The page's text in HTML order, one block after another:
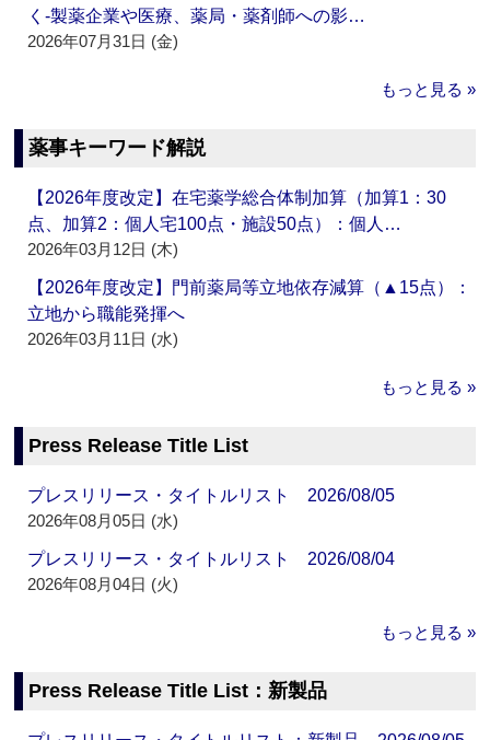
く‐製薬企業や医療、薬局・薬剤師への影…
2026年07月31日 (金)
もっと見る »
薬事キーワード解説
【2026年度改定】在宅薬学総合体制加算（加算1：30
点、加算2：個人宅100点・施設50点）：個人…
2026年03月12日 (木)
【2026年度改定】門前薬局等立地依存減算（▲15点）：
立地から職能発揮へ
2026年03月11日 (水)
もっと見る »
Press Release Title List
プレスリリース・タイトルリスト 2026/08/05
2026年08月05日 (水)
プレスリリース・タイトルリスト 2026/08/04
2026年08月04日 (火)
もっと見る »
Press Release Title List：新製品